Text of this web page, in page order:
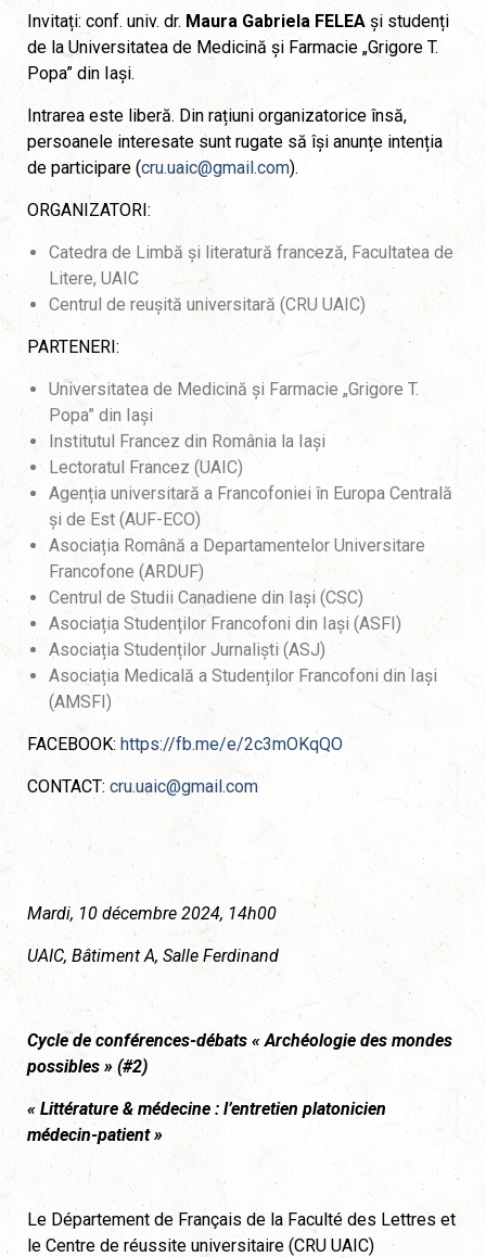
Invitați: conf. univ. dr. Maura Gabriela FELEA și studenți
de la Universitatea de Medicină și Farmacie „Grigore T.
Popa” din Iași.
Intrarea este liberă. Din rațiuni organizatorice însă,
persoanele interesate sunt rugate să își anunțe intenția
de participare (cru.uaic@gmail.com).
ORGANIZATORI:
Catedra de Limbă și literatură franceză, Facultatea de
Litere, UAIC
Centrul de reușită universitară (CRU UAIC)
PARTENERI:
Universitatea de Medicină și Farmacie „Grigore T.
Popa” din Iași
Institutul Francez din România la Iași
Lectoratul Francez (UAIC)
Agenția universitară a Francofoniei în Europa Centrală
și de Est (AUF-ECO)
Asociația Română a Departamentelor Universitare
Francofone (ARDUF)
Centrul de Studii Canadiene din Iași (CSC)
Asociația Studenților Francofoni din Iași (ASFI)
Asociația Studenților Jurnaliști (ASJ)
Asociația Medicală a Studenților Francofoni din Iași
(AMSFI)
FACEBOOK: https://fb.me/e/2c3mOKqQO
CONTACT: cru.uaic@gmail.com
Mardi, 10 décembre 2024, 14h00
UAIC, Bâtiment A, Salle Ferdinand
Cycle de conférences-débats « Archéologie des mondes
possibles » (#2)
« Littérature & médecine : l’entretien platonicien
médecin-patient »
Le Département de Français de la Faculté des Lettres et
le Centre de réussite universitaire (CRU UAIC)